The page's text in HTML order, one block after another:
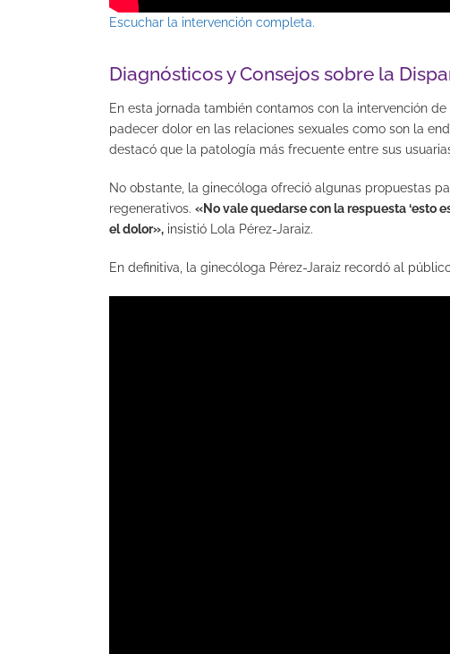
Escuchar la intervención completa.
Diagnósticos y Consejos sobre la
En esta jornada también contamos con la intervención
padecer dolor en las relaciones sexuales como son la
destacó que la patología más frecuente entre sus
No obstante, la ginecóloga ofreció algunas propuestas
regenerativos. «No vale quedarse con la respuesta ‘esto
el dolor», insistió Lola Pérez-Jaraiz.
En definitiva, la ginecóloga Pérez-Jaraiz recordó al